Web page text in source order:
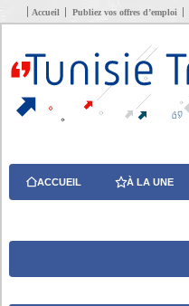
Accueil Publiez vos offres d’emploi
ACCUEIL À LA UNE